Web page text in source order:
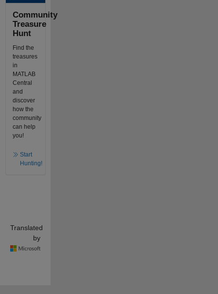
Community
Treasure
Hunt
Find the
treasures
in
MATLAB
Central
and
discover
how the
community
can help
you!
Start
Hunting!
Translated
by